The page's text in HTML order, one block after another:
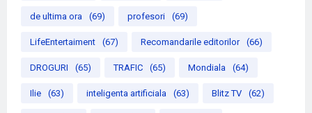
de ultima ora (69) profesori (69)
LifeEntertaiment (67) Recomandarile editorilor (66)
DROGURI (65) TRAFIC (65) Mondiala (64)
Ilie (63) inteligenta artificiala (63) Blitz TV (62)